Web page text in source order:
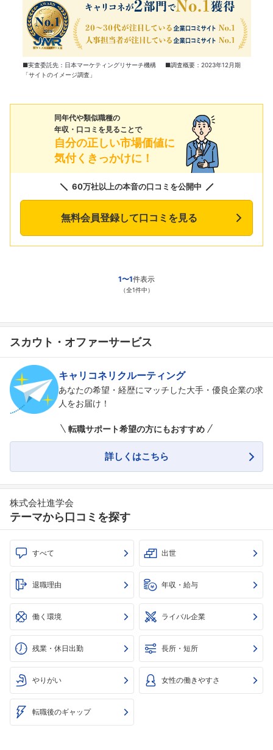
■実査委託先：日本マーケティングリサーチ機構 ■調査概要：2023年12月期
「サイトのイメージ調査」
同年代や類似職種の
年収・口コミを見ることで
自分の正しい市場価値に
気付くきっかけに！
60万社以上の本音の口コミを公開中
無料会員登録して口コミを見る
1〜1件表示
（全1件中）
スカウト・オファーサービス
キャリコネリクルーティング
あなたの希望・経歴にマッチした大手・優良企業の求
人をお届け！
転職サポート希望の方にもおすすめ
詳しくはこちら
株式会社進学会
テーマから口コミを探す
すべて 出世
退職理由 年収・給与
働く環境 ライバル企業
残業・休日出勤 長所・短所
やりがい 女性の働きやすさ
転職後のギャップ